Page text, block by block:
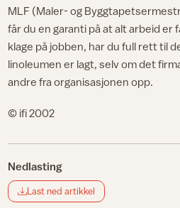
MLF (Maler- og
får du en garanti på at alt arbeid er
klage på jobben, har du full rett til
linoleumen er lagt, selv om det
andre fra organisasjonen opp.
© ifi 2002
Nedlasting
Last ned artikkel